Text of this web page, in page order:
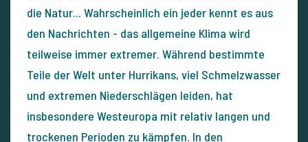
die Natur... Wahrscheinlich ein jeder kennt es aus
den Nachrichten - das allgemeine Klima wird
teilweise immer extremer. Während bestimmte
Teile der Welt unter Hurrikans, viel Schmelzwasser
und extremen Niederschlägen leiden, hat
insbesondere Westeuropa mit relativ langen und
trockenen Perioden zu kämpfen. In den